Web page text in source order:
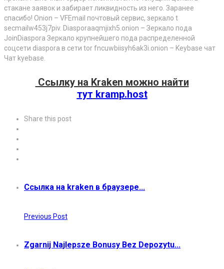
стакане заявок и забирает ликвидность из него. Заранее
спасибо! Onion – VFEmail почтовый сервис, зеркало t
secmailw453j7piv. Diasporaaqmjixh5.onion – Зеркало пода
JoinDiaspora Зеркало крупнейшего пода распределенной
соцсети diaspora в сети tor fncuwbiisyh6ak3i.onion – Keybase чат
Чат kyebase.
Ссылку на Kraken можно найти
тут kramp.host
Share this post
Ссылка на kraken в браузере...
Previous Post
Zgarnij Najlepsze Bonusy Bez Depozytu...